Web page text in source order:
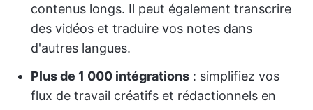
contenus longs. Il peut également transcrire
des vidéos et traduire vos notes dans
d'autres langues.
Plus de 1 000 intégrations : simplifiez vos
flux de travail créatifs et rédactionnels en